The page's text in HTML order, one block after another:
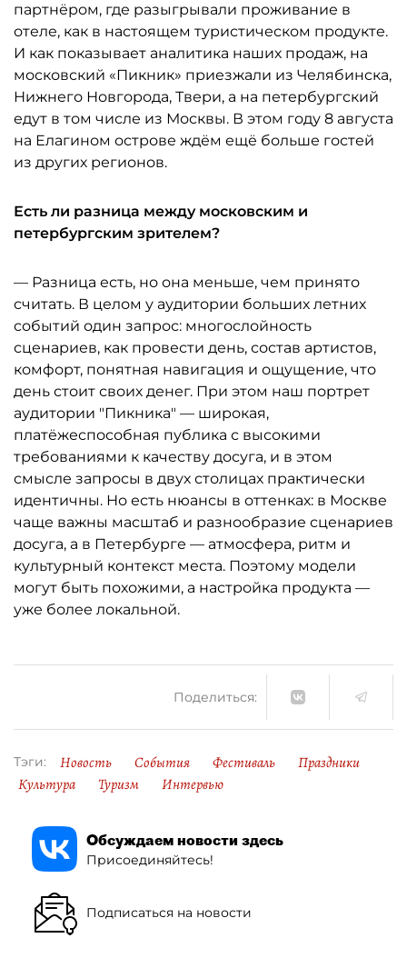
партнёром, где разыгрывали проживание в
отеле, как в настоящем туристическом продукте.
И как показывает аналитика наших продаж, на
московский «Пикник» приезжали из Челябинска,
Нижнего Новгорода, Твери, а на петербургский
едут в том числе из Москвы. В этом году 8 августа
на Елагином острове ждём ещё больше гостей
из других регионов.
Есть ли разница между московским и
петербургским зрителем?
— Разница есть, но она меньше, чем принято
считать. В целом у аудитории больших летних
событий один запрос: многослойность
сценариев, как провести день, состав артистов,
комфорт, понятная навигация и ощущение, что
день стоит своих денег. При этом наш портрет
аудитории "Пикника" — широкая,
платёжеспособная публика с высокими
требованиями к качеству досуга, и в этом
смысле запросы в двух столицах практически
идентичны. Но есть нюансы в оттенках: в Москве
чаще важны масштаб и разнообразие сценариев
досуга, а в Петербурге — атмосфера, ритм и
культурный контекст места. Поэтому модели
могут быть похожими, а настройка продукта —
уже более локальной.
Поделиться:
Тэги: Новость События Фестиваль
Праздники
Культура
Туризм Интервью
Обсуждаем новости здесь
Присоединяйтесь!
Подписаться на новости